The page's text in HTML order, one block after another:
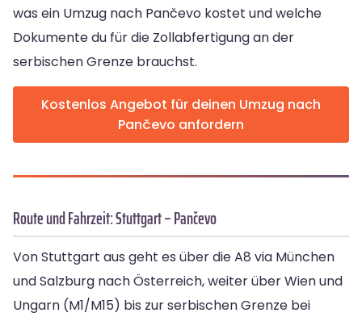
was ein Umzug nach Pančevo kostet und welche
Dokumente du für die Zollabfertigung an der
serbischen Grenze brauchst.
Kostenlos Angebot für deinen Umzug nach
Pančevo anfordern
Route und Fahrzeit: Stuttgart – Pančevo
Von Stuttgart aus geht es über die A8 via München
und Salzburg nach Österreich, weiter über Wien und
Ungarn (M1/M15) bis zur serbischen Grenze bei